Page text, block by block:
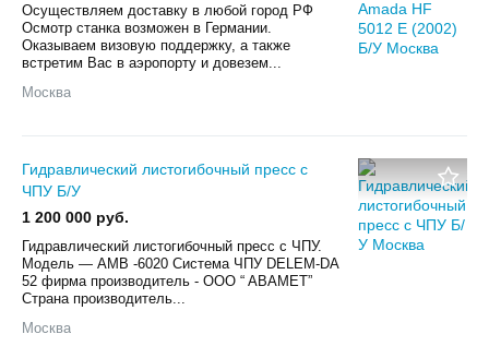
Осуществляем доставку в любой город РФ
Осмотр станка возможен в Германии.
Оказываем визовую поддержку, а также
встретим Вас в аэропорту и довезем...
Москва
Гидравлический листогибочный пресс с
ЧПУ Б/У
1 200 000 руб.
Гидравлический листогибочный пресс с ЧПУ.
Модель — АМВ -6020 Система ЧПУ DELEM-DA
52 фирма производитель - OOO “ ABAMET”
Страна производитель...
Москва